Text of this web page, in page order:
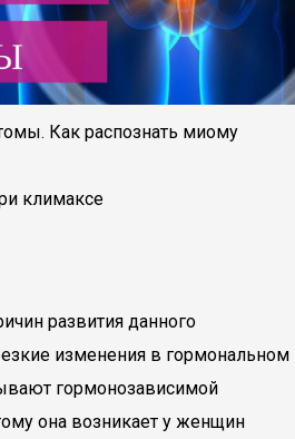
Как распознать миому
климаксе
развития данного
изменения в гормональном
гормонозависимой
она возникает у женщин